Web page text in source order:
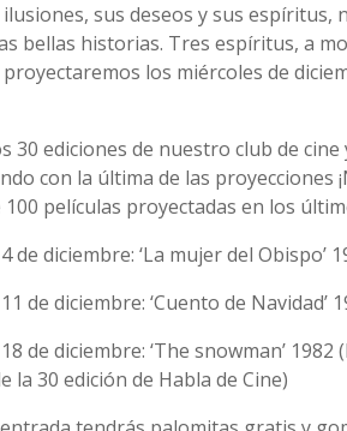
ilusiones, sus deseos y sus
bellas historias. Tres espíritus, a
los miércoles de
30 ediciones de nuestro club de
con la última de las proyecciones
películas proyectadas en los
de diciembre: ‘La mujer del Obispo’
de diciembre: ‘Cuento de Navidad’
de diciembre: ‘The snowman’
la 30 edición de Habla de Cine)